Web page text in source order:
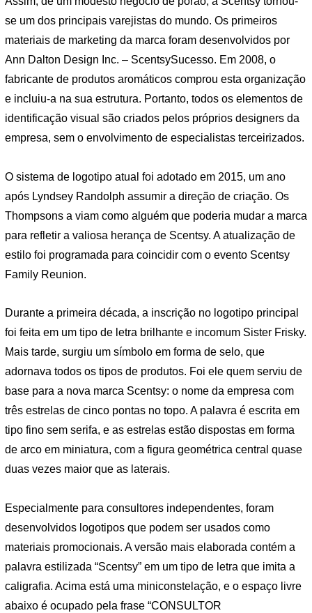
se um dos principais varejistas do mundo. Os primeiros
materiais de marketing da marca foram desenvolvidos por
Ann Dalton Design Inc. – ScentsySucesso. Em 2008, o
fabricante de produtos aromáticos comprou esta organização
e incluiu-a na sua estrutura. Portanto, todos os elementos de
identificação visual são criados pelos próprios designers da
empresa, sem o envolvimento de especialistas terceirizados.
O sistema de logotipo atual foi adotado em 2015, um ano
após Lyndsey Randolph assumir a direção de criação. Os
Thompsons a viam como alguém que poderia mudar a marca
para refletir a valiosa herança de Scentsy. A atualização de
estilo foi programada para coincidir com o evento Scentsy
Family Reunion.
Durante a primeira década, a inscrição no logotipo principal
foi feita em um tipo de letra brilhante e incomum Sister Frisky.
Mais tarde, surgiu um símbolo em forma de selo, que
adornava todos os tipos de produtos. Foi ele quem serviu de
base para a nova marca Scentsy: o nome da empresa com
três estrelas de cinco pontas no topo. A palavra é escrita em
tipo fino sem serifa, e as estrelas estão dispostas em forma
de arco em miniatura, com a figura geométrica central quase
duas vezes maior que as laterais.
Especialmente para consultores independentes, foram
desenvolvidos logotipos que podem ser usados ​​como
materiais promocionais. A versão mais elaborada contém a
palavra estilizada “Scentsy” em um tipo de letra que imita a
caligrafia. Acima está uma miniconstelação, e o espaço livre
abaixo é ocupado pela frase “CONSULTOR